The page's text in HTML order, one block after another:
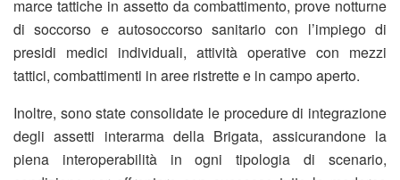
marce tattiche in assetto da combattimento, prove notturne
di soccorso e autosoccorso sanitario con l’impiego di
presidi medici individuali, attività operative con mezzi
tattici, combattimenti in aree ristrette e in campo aperto.
Inoltre, sono state consolidate le procedure di integrazione
degli assetti interarma della Brigata, assicurandone la
piena interoperabilità in ogni tipologia di scenario,